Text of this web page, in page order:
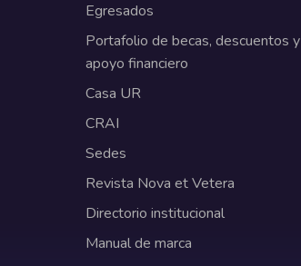
Egresados
Portafolio de becas, descuentos y
apoyo financiero
Casa UR
CRAI
Sedes
Revista Nova et Vetera
Directorio institucional
Manual de marca